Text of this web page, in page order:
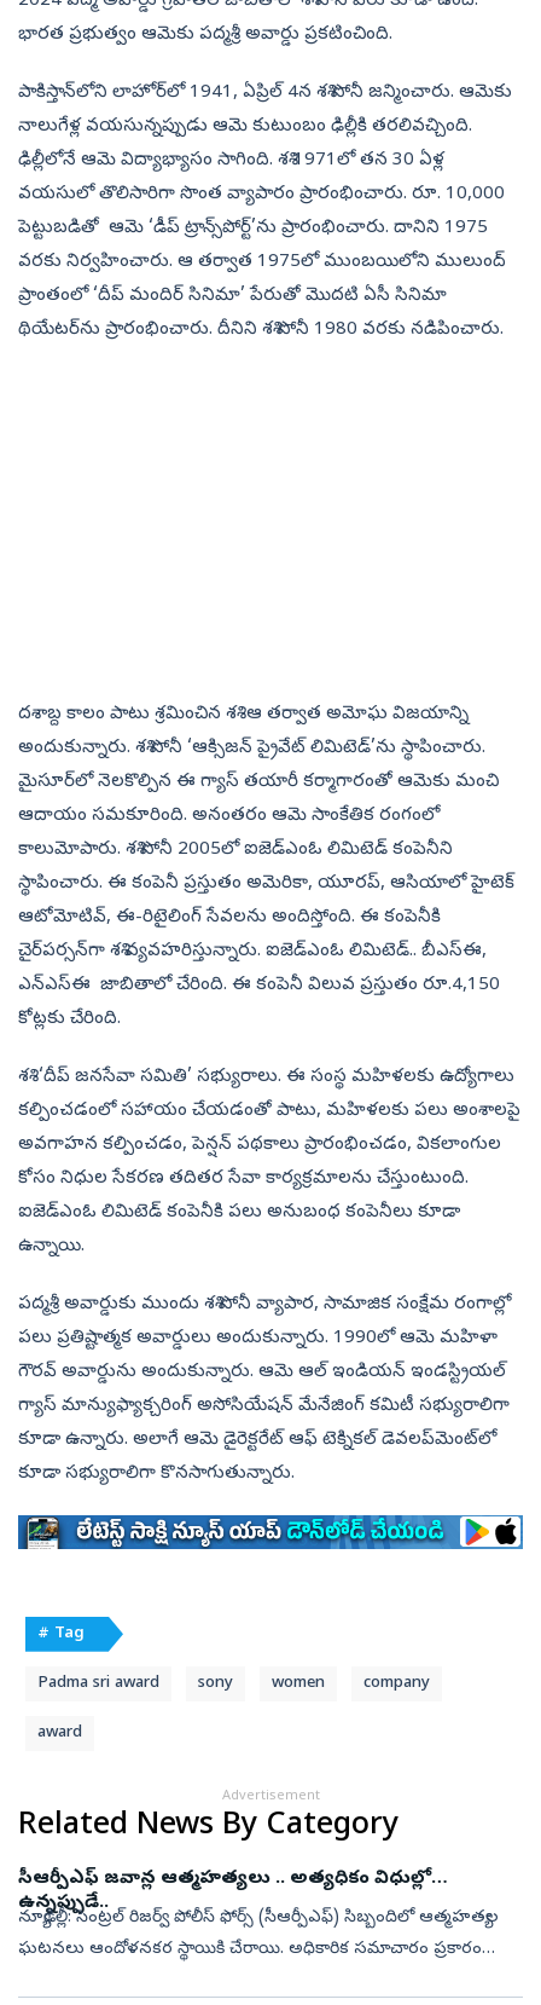
భారత ప్రభుత్వం ఆమెకు పద్మశ్రీ అవార్డు ప్రకటించింది.
పాకిస్తాన్‌లోని లాహోర్‌లో 1941, ఏప్రిల్‌ 4న శశి సోనీ జన్మించారు. ఆమెకు
నాలుగేళ్ల వయసున్నప్పుడు ఆమె కుటుంబం ఢిల్లీకి తరలివచ్చింది.
ఢిల్లీలోనే ఆమె విద్యాభ్యాసం సాగింది. శశి 1971లో తన 30 ఏళ్ల
వయసులో తొలిసారిగా సొంత వ్యాపారం ప్రారంభించారు. రూ. 10,000
పెట్టుబడితో ఆమె ‘డీప్ ట్రాన్స్‌పోర్ట్‌’ను ప్రారంభించారు. దానిని 1975
వరకు నిర్వహించారు. ఆ తర్వాత 1975లో ముంబయిలోని ములుంద్
ప్రాంతంలో ‘దీప్ మందిర్ సినిమా’ పేరుతో మొదటి ఏసీ సినిమా
థియేటర్‌ను ప్రారంభించారు. దీనిని శశి సోనీ 1980 వరకు నడిపించారు.
దశాబ్ద కాలం పాటు శ్రమించిన శశి ఆ తర్వాత అమోఘ విజయాన్ని
అందుకున్నారు. శశి సోనీ ‘ఆక్సిజన్ ప్రైవేట్ లిమిటెడ్‌’ను స్థాపించారు.
మైసూర్‌లో నెలకొల్పిన ఈ గ్యాస్ తయారీ కర్మాగారంతో ఆమెకు మంచి
ఆదాయం సమకూరింది. అనంతరం ఆమె సాంకేతిక రంగంలో
కాలుమోపారు. శశి సోనీ 2005లో ఐజెడ్‌ఎంఓ లిమిటెడ్‌ కంపెనీని
స్థాపించారు. ఈ కంపెనీ ప్రస్తుతం అమెరికా, యూరప్, ఆసియాలో హైటెక్
ఆటోమోటివ్, ఈ-రిటైలింగ్ సేవలను అందిస్తోంది. ఈ కంపెనీకి
చైర్‌పర్సన్‌గా శశి వ్యవహరిస్తున్నారు. ఐజెడ్‌ఎంఓ లిమిటెడ్‌.. బీఎస్‌ఈ,
ఎన్‌ఎస్‌ఈ జాబితాలో చేరింది. ఈ కంపెనీ విలువ ప్రస్తుతం రూ.4,150
కోట్లకు చేరింది.
శశి ‘దీప్ జనసేవా సమితి’ సభ్యురాలు. ఈ సంస్థ మహిళలకు ఉద్యోగాలు
కల్పించడంలో సహాయం చేయడంతో పాటు, మహిళలకు పలు అంశాలపై
అవగాహన కల్పించడం, పెన్షన్ పథకాలు ప్రారంభించడం, వికలాంగుల
కోసం నిధుల సేకరణ తదితర సేవా కార్యక్రమాలను చేస్తుంటుంది.
ఐజెడ్‌ఎంఓ లిమిటెడ్‌ కంపెనీకి పలు అనుబంధ కంపెనీలు కూడా
ఉన్నాయి.
పద్మశ్రీ అవార్డుకు ముందు శశి సోనీ వ్యాపార, సామాజిక సంక్షేమ రంగాల్లో
పలు ప్రతిష్టాత్మక అవార్డులు అందుకున్నారు. 1990లో ఆమె మహిళా
గౌరవ్ అవార్డును అందుకున్నారు. ఆమె ఆల్ ఇండియన్ ఇండస్ట్రియల్
గ్యాస్ మాన్యుఫ్యాక్చరింగ్ అసోసియేషన్ మేనేజింగ్ కమిటీ సభ్యురాలిగా
కూడా ఉన్నారు. అలాగే ఆమె డైరెక్టరేట్ ఆఫ్ టెక్నికల్ డెవలప్‌మెంట్‌లో
కూడా సభ్యురాలిగా కొనసాగుతున్నారు.
# Tag
Padma sri award sony women company
award
Advertisement
Related News By Category
సీఆర్పీఎఫ్ జవాన్ల ఆత్మహత్యలు .. అత్యధికం విధుల్లో
ఉన్నప్పుడే..
న్యూఢిల్లీ: సెంట్రల్ రిజర్వ్ పోలీస్ ఫోర్స్ (సీఆర్పీఎఫ్) సిబ్బందిలో ఆత్మహత్యల
ఘటనలు ఆందోళనకర స్థాయికి చేరాయి. అధికారిక సమాచారం ప్రకారం